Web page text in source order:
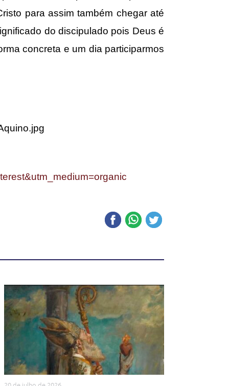
para assim também chegar até
do discipulado pois Deus é
concreta e um dia participarmos